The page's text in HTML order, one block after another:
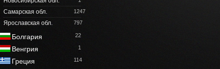
Самарская обл. 1247
Ярославская обл. 797
Болгария 22
Венгрия 1
Греция 114